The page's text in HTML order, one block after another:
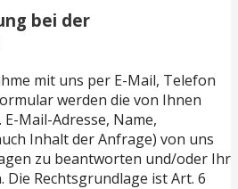
bei der
mit uns per E-Mail, Telefon
werden die von Ihnen
Mail-Adresse, Name,
Inhalt der Anfrage) von uns
zu beantworten und/oder Ihr
Rechtsgrundlage ist Art. 6